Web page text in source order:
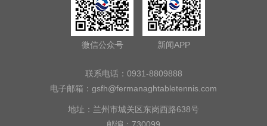
微信公众号 新闻APP
联系电话：0931-8809888
电子邮箱： gsfh@fermanaghtabletennis.com
地址：兰州市城关区东岗西路638号